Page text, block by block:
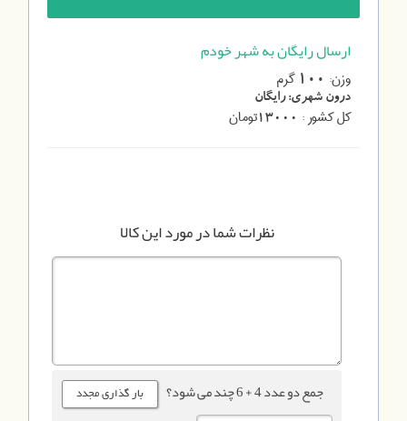
ارسال رایگان به شهر خودم
وزن: گرم
درون شهری:رایگان
کل کشور : 13000تومان
نظرات شما در مورد این کالا
جمع دو عدد 4 + 6 چند می شود؟